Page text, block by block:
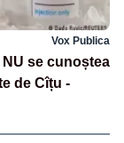
Vox Publica
se cunoștea
de Cîțu -